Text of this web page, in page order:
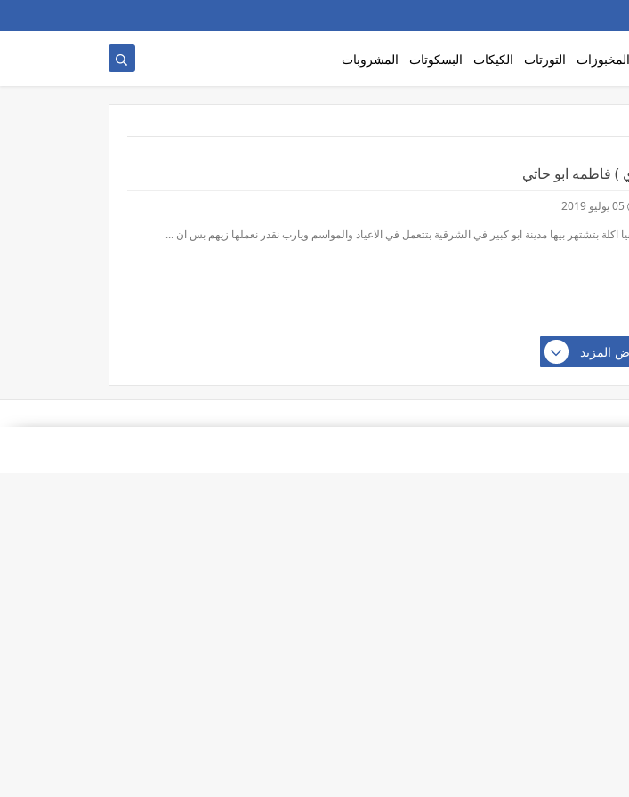
المخبوزات التورتات الكيكات البسكوتات المشروبات
) فاطمه ابو حاتي
05 يوليو 2019
اكلة بتشتهر بيها مدينة ابو كبير في الشرقية بتتعمل في الاعياد والمواسم ويارب نقدر نعملها زيهم بس ان ...
المزيد